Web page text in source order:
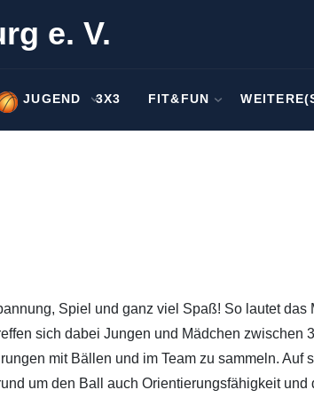
e. V.
JUGEND 3X3 FIT&FUN
Spiel und ganz viel Spaß! So lautet das
sich dabei Jungen und Mädchen zwischen
mit Bällen und im Team zu sammeln. Auf
um den Ball auch Orientierungsfähigkeit